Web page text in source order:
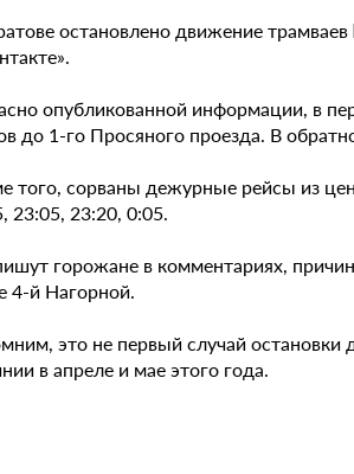
остановлено движение
опубликованной информации, в
до 1-го Просяного проезда. В
того, сорваны дежурные рейсы из
23:05, 23:20, 0:05.
горожане в комментариях,
4-й Нагорной.
это не первый случай остановки
в апреле и мае этого года.